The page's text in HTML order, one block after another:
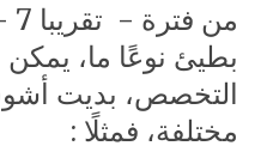
بطيئ نوعًا ما،
التخصص، بديت
مختلفة، فمثلًا :